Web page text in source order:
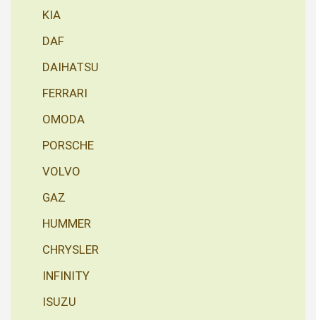
KIA
DAF
DAIHATSU
FERRARI
OMODA
PORSCHE
VOLVO
GAZ
HUMMER
CHRYSLER
INFINITY
ISUZU